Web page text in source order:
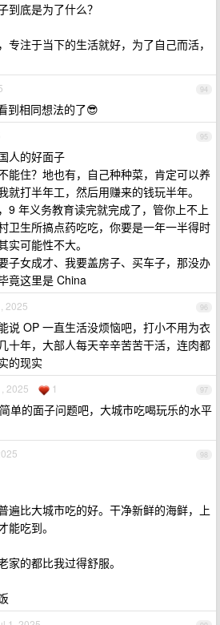
到底是为了什么？
专注于当下的生活就好，为了自己而活，
94
到相同想法的了😎
95
人的好面子
能住？地也有，自己种种菜，肯定可以养
就打半年工，然后用赚来的钱玩半年。
9 年义务教育读完就完成了，管你上不上
卫生所搞点药吃吃，你要是一年一半得时
实可能性不大。
子女成才、我要盖房子、买车子，那没办
竟这里是 China
96
2025
说 OP 一直生活没烦恼吧，打小不用为衣
十年，大部人每天辛辛苦苦干活，连肉都
的现实
97
2025 1
单的面子问题吧，大城市吃喝玩乐的水平
98
遍比大城市吃的好。干净新鲜的海鲜，上
能吃到。
家的都比我过得舒服。